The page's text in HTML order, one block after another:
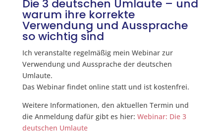
Die 3 deutschen Umlaute – und
warum ihre korrekte
Verwendung und Aussprache
so wichtig sind
Ich veranstalte regelmäßig mein Webinar zur
Verwendung und Aussprache der deutschen
Umlaute.
Das Webinar findet online statt und ist kostenfrei.
Weitere Informationen, den aktuellen Termin und
die Anmeldung dafür gibt es hier: Webinar: Die 3
deutschen Umlaute